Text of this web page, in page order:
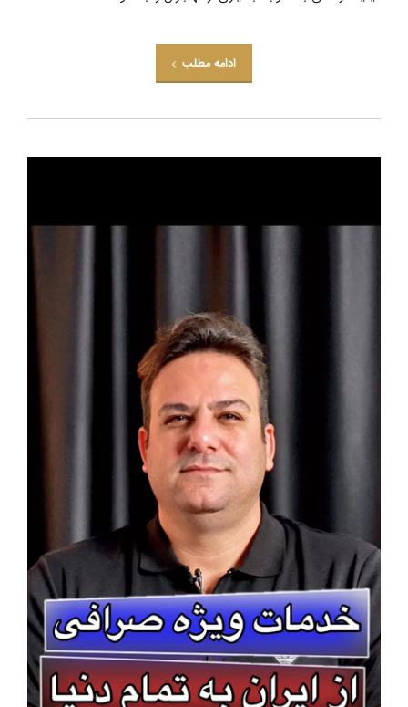
ادامه مطلب